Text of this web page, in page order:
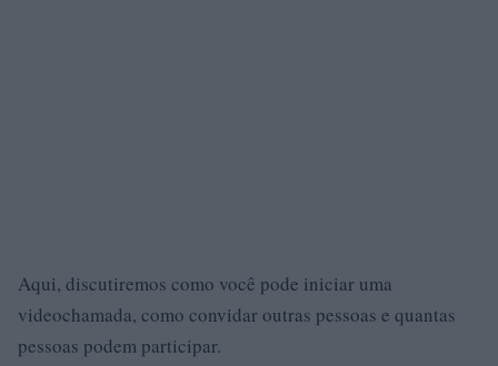
Aqui, discutiremos como você pode iniciar uma
videochamada, como convidar outras pessoas e quantas
pessoas podem participar.